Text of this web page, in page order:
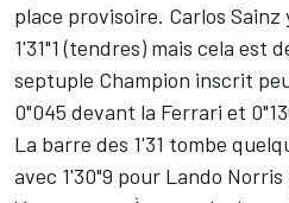
place provisoire. Carlos Sainz
1'31"1 (tendres) mais cela est
septuple Champion inscrit
0"045 devant la Ferrari et
La barre des 1'31 tombe
avec 1'30"9 pour Lando Norris